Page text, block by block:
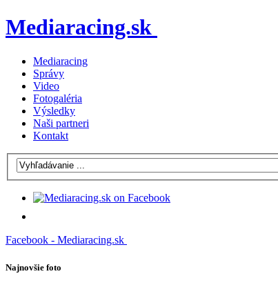
Mediaracing.sk
Mediaracing
Správy
Video
Fotogaléria
Výsledky
Naši partneri
Kontakt
Facebook - Mediaracing.sk
Najnovšie foto